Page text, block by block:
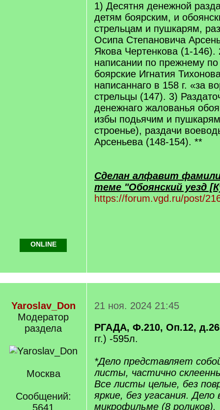
1) Десятня денежной
детям боярским, и
стрельцам и пушкарям,
Осипа Степановича
Якова Чертенкова (1-146).
написании по прежнему
боярские Игнатия
написаннаго в 158 г. «за
стрельцы (147). 3)
денежнаго жалованья
избы подьячим и
строенье), раздачи
Арсеньева (148-154). **
Сделан алфавит
теме "Обоянский уезд
https://forum.vgd.ru/post/
ONLINE
Yaroslav_Don
Модератор
раздела
Москва
Сообщений:
5641
21 ноя. 2024 21:45
РГАДА, Ф.210, Оп.12,
гг.) -595л.
*Дело представляет
листы, частично
Все листы целые, без
яркие, без угасания.
микрофильме (8 роликов).